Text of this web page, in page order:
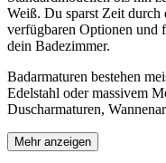
Weiß. Du sparst Zeit
verfügbaren Optionen und
dein Badezimmer.
Badarmaturen bestehen
Edelstahl oder massivem
Duscharmaturen,
Mehr anzeigen